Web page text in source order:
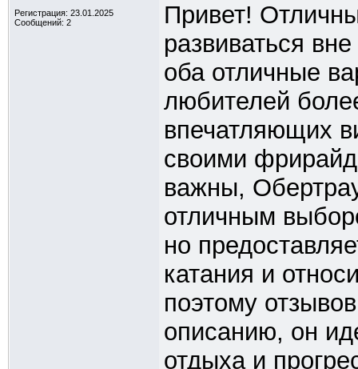
Регистрация: 23.01.2025
Сообщений: 2
Привет!
развиваться
оба отличные
любителей
впечатляющих
своими
важны,
отличным
но
катания и
поэтому
описанию, он
отдыха и